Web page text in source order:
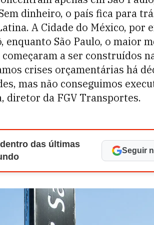
dinheiro, o país fica para
A Cidade do México, por
São Paulo, o maior
a ser construídos
crises orçamentárias há
mas não conseguimos
diretor da FGV Transportes.
das últimas
Seguir